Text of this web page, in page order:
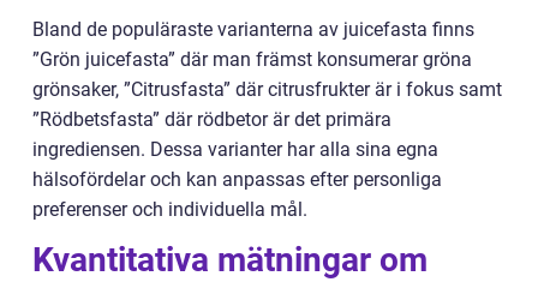
Bland de populäraste varianterna av juicefasta finns
”Grön juicefasta” där man främst konsumerar gröna
grönsaker, ”Citrusfasta” där citrusfrukter är i fokus samt
”Rödbetsfasta” där rödbetor är det primära
ingrediensen. Dessa varianter har alla sina egna
hälsofördelar och kan anpassas efter personliga
preferenser och individuella mål.
Kvantitativa mätningar om